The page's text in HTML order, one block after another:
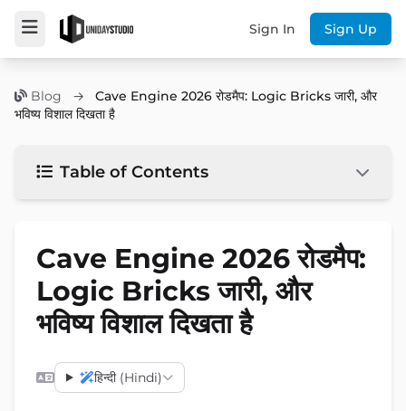
Sign In Sign Up
Blog →
Cave Engine 2026 रोडमैप: Logic Bricks जारी, और
भविष्य विशाल दिखता है
Table of Contents
Cave Engine 2026 रोडमैप:
Logic Bricks जारी, और
भविष्य विशाल दिखता है
हिन्दी (Hindi)